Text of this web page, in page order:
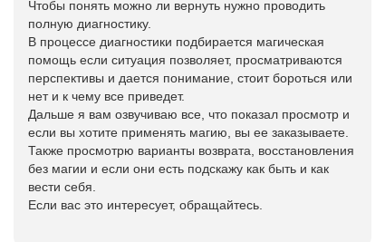
Чтобы понять можно ли вернуть нужно проводить
полную диагностику.
В процессе диагностики подбирается магическая
помощь если ситуация позволяет, просматриваются
перспективы и дается понимание, стоит бороться или
нет и к чему все приведет.
Дальше я вам озвучиваю все, что показал просмотр и
если вы хотите применять магию, вы ее заказываете.
Также просмотрю варианты возврата, восстановления
без магии и если они есть подскажу как быть и как
вести себя.
Если вас это интересует, обращайтесь.